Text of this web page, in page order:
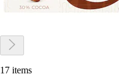
17 items